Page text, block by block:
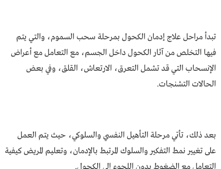
تبدأ مراحل علاج إدمان الكحول بمرحلة سحب السموم، والتي يتم
فيها التخلص من آثار الكحول داخل الجسم، مع التعامل مع أعراض
الإنسحاب التي قد تشمل التعرق، الارتعاش، القلق، وفي بعض
الحالات التشنجات.
بعد ذلك، تأتي مرحلة التأهيل النفسي والسلوكي، حيث يتم العمل
على تغيير نمط التفكير والسلوك المرتبط بالإدمان، وتعليم المريض كيفية
التعامل مع الضغوط بدون اللجوء إلى الكحول.